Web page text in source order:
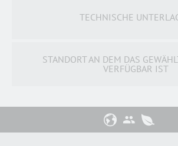
TECHNISCHE
STANDORT AN DEM DAS
VERFÜGBAR IST